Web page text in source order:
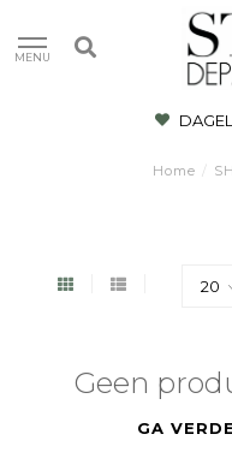
MENU
Home /
Geen
GA